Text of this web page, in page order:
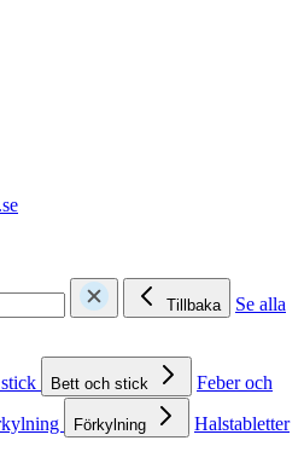
Tillbaka
Se alla
Bett och stick
Feber och
Förkylning
Halstabletter